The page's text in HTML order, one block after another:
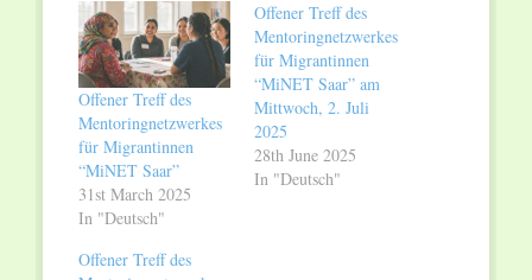
Offener Treff des
Mentoringnetzwerkes
für Migrantinnen
“MiNET Saar”
31st March 2025
In "Deutsch"
Offener Treff des
Mentoringnetzwerkes
für Migrantinnen
“MiNET Saar” am
Mittwoch, 2. Juli
2025
28th June 2025
In "Deutsch"
Offener Treff des